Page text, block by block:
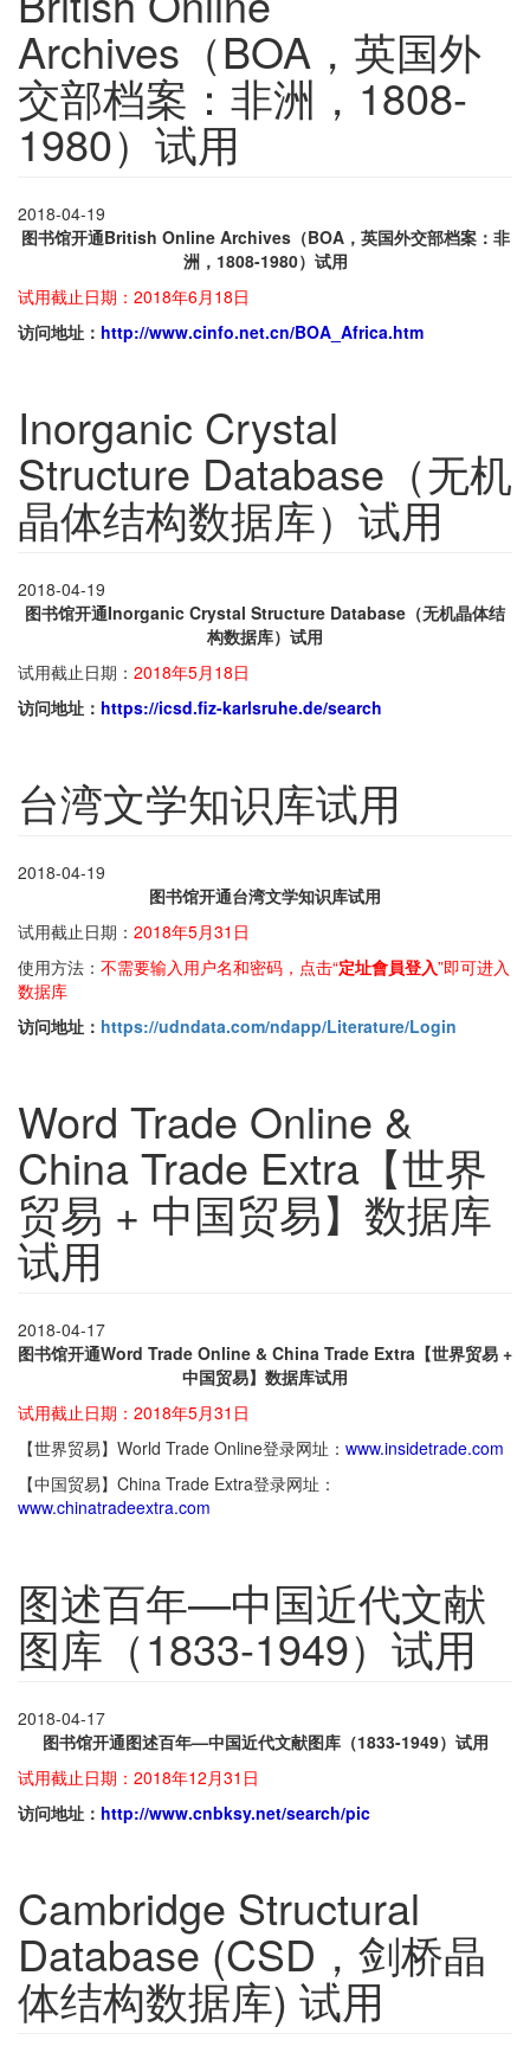
Archives（BOA，英国外
交部档案：非洲，1808-
1980）试用
2018-04-19
图书馆开通British Online Archives（BOA，英国外交部档案：非
洲，1808-1980）试用
试用截止日期：2018年6月18日
访问地址： http://www.cinfo.net.cn/BOA_Africa.htm
Inorganic Crystal
Structure Database（无机
晶体结构数据库）试用
2018-04-19
图书馆开通Inorganic Crystal Structure Database（无机晶体结
构数据库）试用
试用截止日期： 2018年5月18日
访问地址： https://icsd.fiz-karlsruhe.de/search
台湾文学知识库试用
2018-04-19
图书馆开通台湾文学知识库试用
试用截止日期： 2018年5月31日
使用方法： 不需要输入用户名和密码，点击“定址會員登入”即可进入
数据库
访问地址： https://udndata.com/ndapp/Literature/Login
Word Trade Online &
China Trade Extra【世界
贸易 + 中国贸易】数据库
试用
2018-04-17
图书馆开通Word Trade Online & China Trade Extra【世界贸易 +
中国贸易】数据库试用
试用截止日期：2018年5月31日
【世界贸易】World Trade Online登录网址： www.insidetrade.com
【中国贸易】China Trade Extra登录网址：
www.chinatradeextra.com
图述百年—中国近代文献
图库（1833-1949）试用
2018-04-17
图书馆开通图述百年—中国近代文献图库（1833-1949）试用
试用截止日期：2018年12月31日
访问地址： http://www.cnbksy.net/search/pic
Cambridge Structural
Database (CSD，剑桥晶
体结构数据库) 试用